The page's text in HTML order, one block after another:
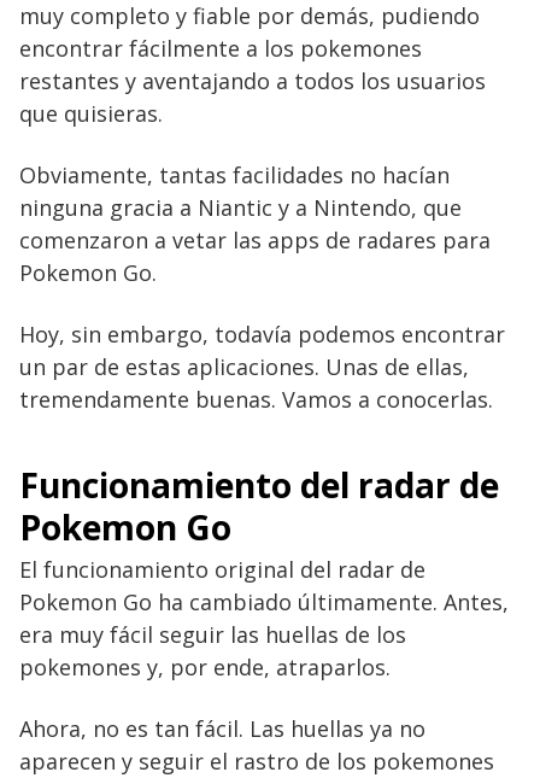
muy completo y fiable por demás, pudiendo
encontrar fácilmente a los pokemones
restantes y aventajando a todos los usuarios
que quisieras.
Obviamente, tantas facilidades no hacían
ninguna gracia a Niantic y a Nintendo, que
comenzaron a vetar las apps de radares para
Pokemon Go.
Hoy, sin embargo, todavía podemos encontrar
un par de estas aplicaciones. Unas de ellas,
tremendamente buenas. Vamos a conocerlas.
Funcionamiento del radar de
Pokemon Go
El funcionamiento original del radar de
Pokemon Go ha cambiado últimamente. Antes,
era muy fácil seguir las huellas de los
pokemones y, por ende, atraparlos.
Ahora, no es tan fácil. Las huellas ya no
aparecen y seguir el rastro de los pokemones